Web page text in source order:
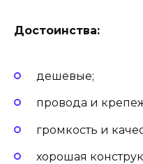
Достоинства:
дешевые;
провода и
громкость и
хорошая